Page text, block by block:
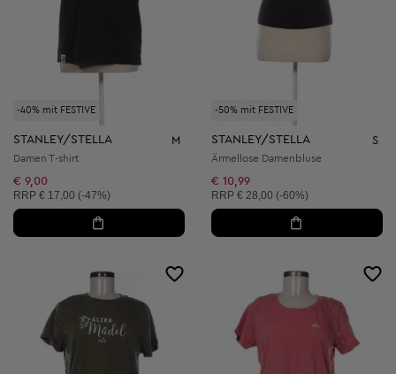
-40% mit FESTIVE
STANLEY/STELLA M
Damen T-shirt
€ 9,00
Unverbindliche Preisempfehlung:
RRP € 17,00 (-47%)
-50% mit FESTIVE
STANLEY/STELLA S
Ärmellose Damenbluse
€ 10,99
Unverbindliche Preisempfehlung:
RRP € 28,00 (-60%)